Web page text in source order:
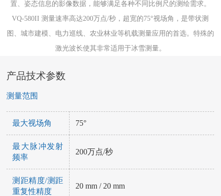
置、姿态信息的影像数据，能够满足各种不同比例尺的测绘需求。
VQ-580II 测量速率高达200万点/秒，超宽的75°视场角，是带状测
图、城市建模、电力巡线、农业林业等机载测量应用的首选。特殊的
激光波长使其非常适用于冰雪测量。
产品技术参数
测量范围
最大视场角 75°
最大脉冲发射
频率
200万点/秒
测距精度/测距
重复性精度
20 mm / 20 mm